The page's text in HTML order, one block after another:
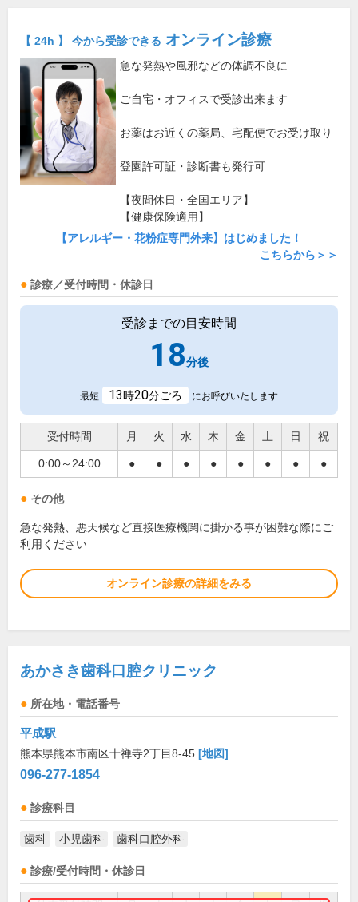
【 24h 】 今から受診できる オンライン診療
急な発熱や風邪などの体調不良に
ご自宅・オフィスで受診出来ます
お薬はお近くの薬局、宅配便でお受け取り
登園許可証・診断書も発行可
【夜間休日・全国エリア】
【健康保険適用】
【アレルギー・花粉症専門外来】はじめました！
こちらから＞＞
診療／受付時間・休診日
受診までの目安時間
18分後
最短 13時20分ごろ にお呼びいたします
受付時間 月 火 水 木 金 土 日 祝
0:00～24:00 ● ● ● ● ● ● ● ●
その他
急な発熱、悪天候など直接医療機関に掛かる事が困難な際にご
利用ください
オンライン診療の詳細をみる
あかさき歯科口腔クリニック
所在地・電話番号
平成駅
熊本県熊本市南区十禅寺2丁目8-45 [地図]
096-277-1854
診療科目
歯科 小児歯科 歯科口腔外科
診療/受付時間・休診日